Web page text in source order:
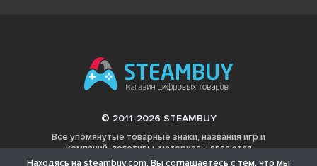
© 2011-2026 STEAMBUY
Все упомянутые товарные знаки, названия игр и
компаний, логотипы, материалы являются
собственностью соответствующих владельцев.
Находясь на steambuy.com, Вы соглашаетесь с тем, что мы